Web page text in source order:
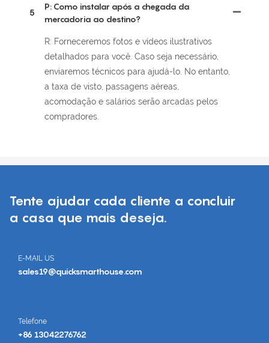
5
P: Como instalar após a chegada da
mercadoria ao destino?
R: Forneceremos fotos e vídeos ilustrativos
detalhados para você. Caso seja necessário,
enviaremos técnicos para ajudá-lo. No entanto,
a taxa de visto, passagens aéreas,
acomodação e salários serão arcadas pelos
compradores.
Tente ajudar cada cliente a concluir
a casa que mais deseja.
E-MAIL US
sales19@quicksmarthouse.com
Telefone
+86 13042276762